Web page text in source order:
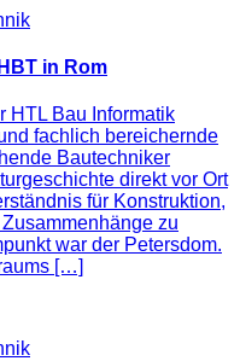
in Rom
HTL Bau Informatik
fachlich bereichernde
Bautechniker
direkt vor Ort
für Konstruktion,
zu
war der Petersdom.
[…]